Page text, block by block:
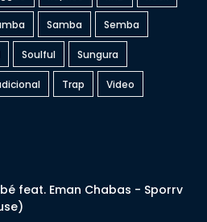
Samba Semba
Soulful Sungura
Trap Video
feat. Eman Chabas - Sporrv